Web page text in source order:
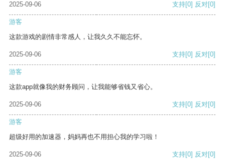
2025-09-06 支持[0] 反对[0]
游客
这款游戏的剧情非常感人，让我久久不能忘怀。
2025-09-06 支持[0] 反对[0]
游客
这款app就像我的财务顾问，让我能够省钱又省心。
2025-09-06 支持[0] 反对[0]
游客
超级好用的加速器，妈妈再也不用担心我的学习啦！
2025-09-06 支持[0] 反对[0]